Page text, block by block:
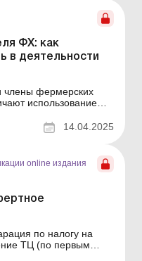
ФХ: как
в деятельности
члены фермерских
использование
повлечь
14.04.2025
online издания
по налогу на
ТЦ (по первым